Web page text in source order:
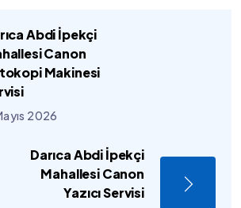
Abdi İpekçi
Canon
Makinesi
2026
Darıca Abdi İpekçi
Mahallesi Canon
Yazıcı Servisi